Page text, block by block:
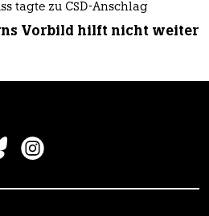
tagte zu CSD-Anschlag
Vorbild hilft nicht weiter